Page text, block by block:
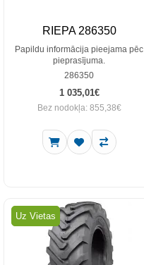
RIEPA 286350
Papildu informācija pieejama pēc
pieprasījuma.
286350
1 035,01€
Bez nodokļa: 855,38€
Uz Vietas